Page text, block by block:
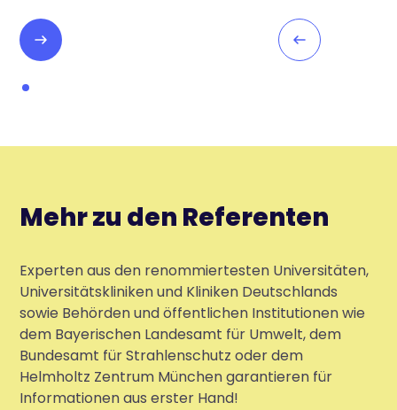
Mehr zu den Referenten
Experten aus den renommiertesten Universitäten,
Universitätskliniken und Kliniken Deutschlands
sowie Behörden und öffentlichen Institutionen wie
dem Bayerischen Landesamt für Umwelt, dem
Bundesamt für Strahlenschutz oder dem
Helmholtz Zentrum München garantieren für
Informationen aus erster Hand!